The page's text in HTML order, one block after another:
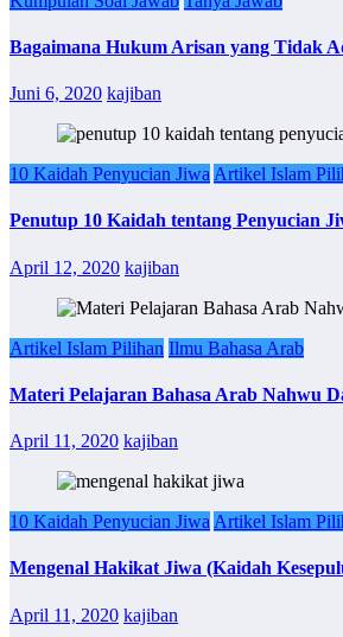
Bagaimana Hukum Arisan yang Tidak
Juni 6, 2020 kajiban
10 Kaidah Penyucian Jiwa Artikel Islam
Penutup 10 Kaidah tentang Penyucian
April 12, 2020 kajiban
Artikel Islam Pilihan Ilmu Bahasa Arab
Materi Pelajaran Bahasa Arab Nahwu
April 11, 2020 kajiban
10 Kaidah Penyucian Jiwa Artikel Islam
Mengenal Hakikat Jiwa (Kaidah
April 11, 2020 kajiban